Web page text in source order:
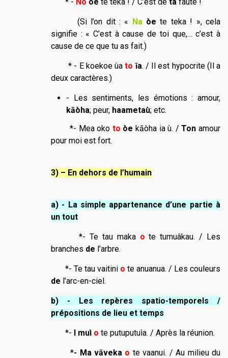
(Si l’on dit : « Naòe te teka ! », cela
signifie : « C’est à cause de toi que,… c’est à
cause de ce que tu as fait.)
* - E koekoe ùato īa. / Il est hypocrite (Il a
deux caractères.)
- Les sentiments, les émotions : amour,
kāòha; peur, haametaù; etc.
*- Mea oko to òe kāòha ia ù. /Ton amour
pour moi est fort.
3) – En dehors de l’humain
a) - La simple appartenance d’une partie à
un tout
*- Te tau maka o te tumuâkau. / Les
branches de l’arbre.
*- Te tau vaitini o te anuanua. / Les couleurs
de l’arc-en-ciel.
b) - Les repères spatio-temporels /
prépositions de lieu et temps
*- I muì o te putuputuìa. / Après la réunion.
*- Ma vāveka o te vaanui. / Au milieu du